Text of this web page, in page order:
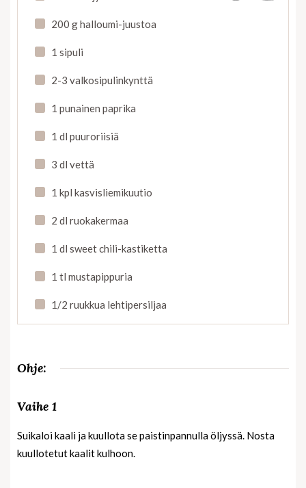
200 g halloumi-juustoa
1 sipuli
2-3 valkosipulinkynttä
1 punainen paprika
1 dl puuroriisiä
3 dl vettä
1 kpl kasvisliemikuutio
2 dl ruokakermaa
1 dl sweet chili-kastiketta
1 tl mustapippuria
1/2 ruukkua lehtipersiljaa
Ohje:
Vaihe 1
Suikaloi kaali ja kuullota se paistinpannulla öljyssä. Nosta
kuullotetut kaalit kulhoon.